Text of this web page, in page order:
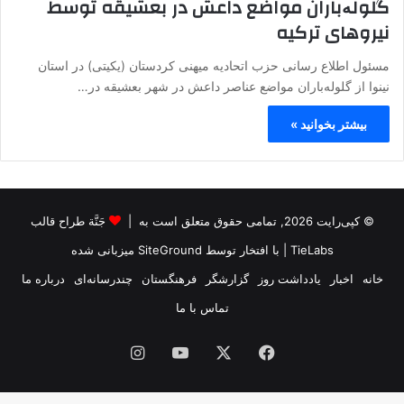
گلولەباران مواضع داعش در بعشیقه توسط
نیروهای ترکیه
مسئول اطلاع رسانی حزب اتحادیه میهنی کردستان (یکیتی) در استان
نینوا از گلولەباران مواضع عناصر داعش در شهر بعشیقه در…
بیشتر بخوانید »
© کپی‌رایت 2026, تمامی حقوق متعلق است به |
جَنَّة طراح قالب
TieLabs | با افتخار توسط SiteGround میزبانی شده
خانه
اخبار یادداشت روز گزارشگر فرهنگستان چندرسانه‌ای
درباره ما
تماس با ما
فیس
بوک
یوتیوب